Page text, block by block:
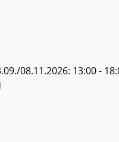
08.11.2026: 13:00 -